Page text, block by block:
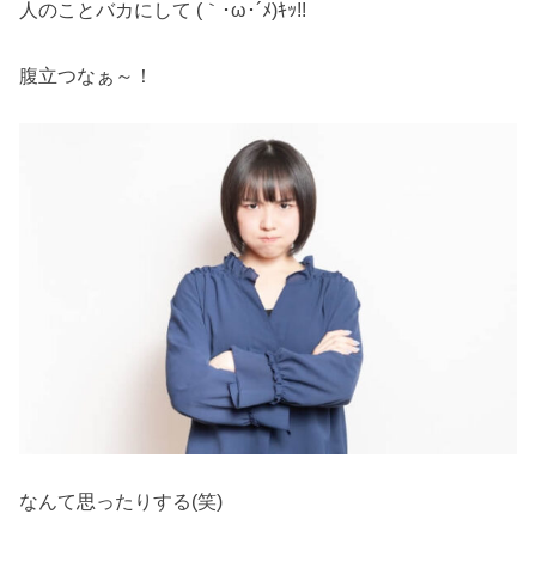
人のことバカにして (｀･ω･´ﾒ)ｷｯ!!
腹立つなぁ～！
なんて思ったりする(笑)